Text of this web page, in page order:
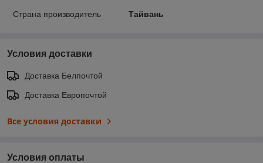
Страна производитель Тайвань
Условия доставки
Доставка Белпочтой
Доставка Европочтой
Все условия доставки
Условия оплаты